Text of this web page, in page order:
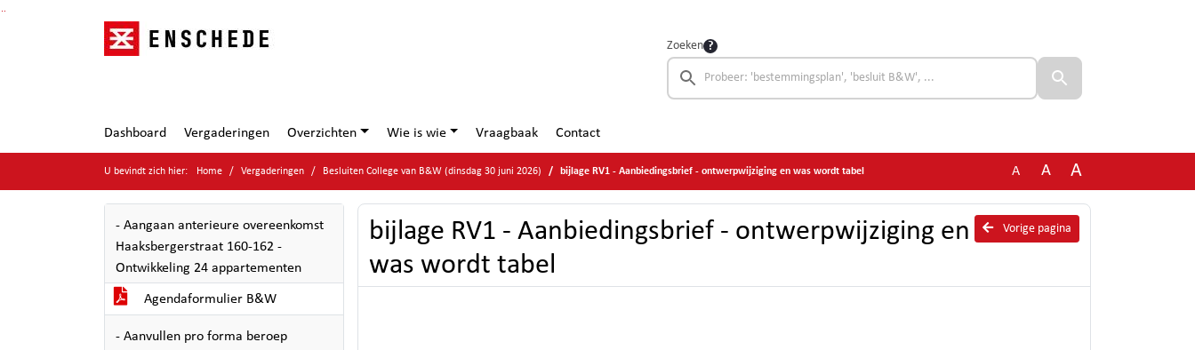
Ga naar de inhoud van deze pagina
Ga naar het zoeken
Ga naar het menu
Zoeken
Dashboard Vergaderingen Overzichten Wie is wie Vraagbaak Contact
U bevindt zich hier: Home Vergaderingen Besluiten College van B&W (dinsdag 30 juni 2026) bijlage RV1 - Aanbiedingsbrief - ontwerpwijziging en was wordt tabel A A A
- Aangaan anterieure overeenkomst
Haaksbergerstraat 160-162 -
Ontwikkeling 24 appartementen
Agendaformulier B&W
- Aanvullen pro forma beroep
Vorige pagina
bijlage RV1 - Aanbiedingsbrief - ontwerpwijziging en
was wordt tabel